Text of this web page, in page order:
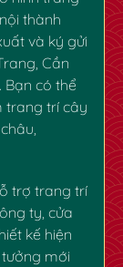
thành
và ký gửi
Cần
Bạn có thể
trang trí cây
trợ trang trí
ty, cửa
kế hiện
tưởng mới